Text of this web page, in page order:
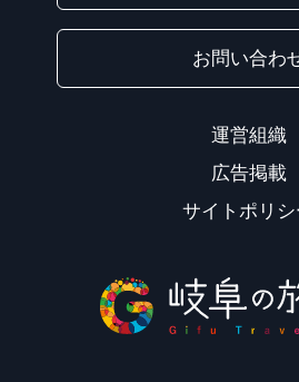
お問い合わ
運営組織
広告掲載
サイトポリシ